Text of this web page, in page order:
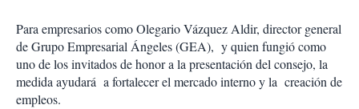
Para empresarios como Olegario Vázquez Aldir, director general
de Grupo Empresarial Ángeles (GEA), y quien fungió como
uno de los invitados de honor a la presentación del consejo, la
medida ayudará a fortalecer el mercado interno y la creación de
empleos.